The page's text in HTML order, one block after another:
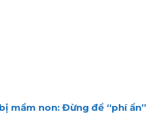
mầm non: Đừng để “phí ẩn”